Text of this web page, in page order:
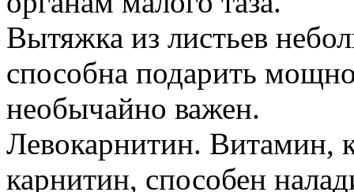
Вытяжка из листьев
способна подарить
необычайно важен.
Левокарнитин. Витамин,
карнитин, способен